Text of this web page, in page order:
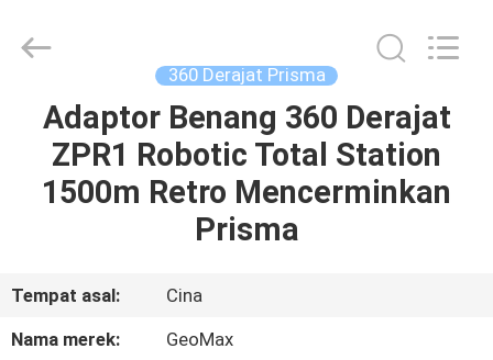
RUMAH
PRODUK
KAMI
Instrument
Co.,Ltd.
360 Derajat Prisma
Adaptor Benang 360 Derajat
ZPR1 Robotic Total Station
1500m Retro Mencerminkan
Prisma
Tempat asal:
Cina
Nama merek:
GeoMax